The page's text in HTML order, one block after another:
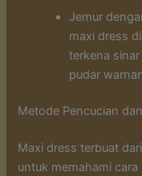
Jemur
maxi dress
terkena
pudar
Metode Pencucian
Maxi dress terbuat
untuk memahami